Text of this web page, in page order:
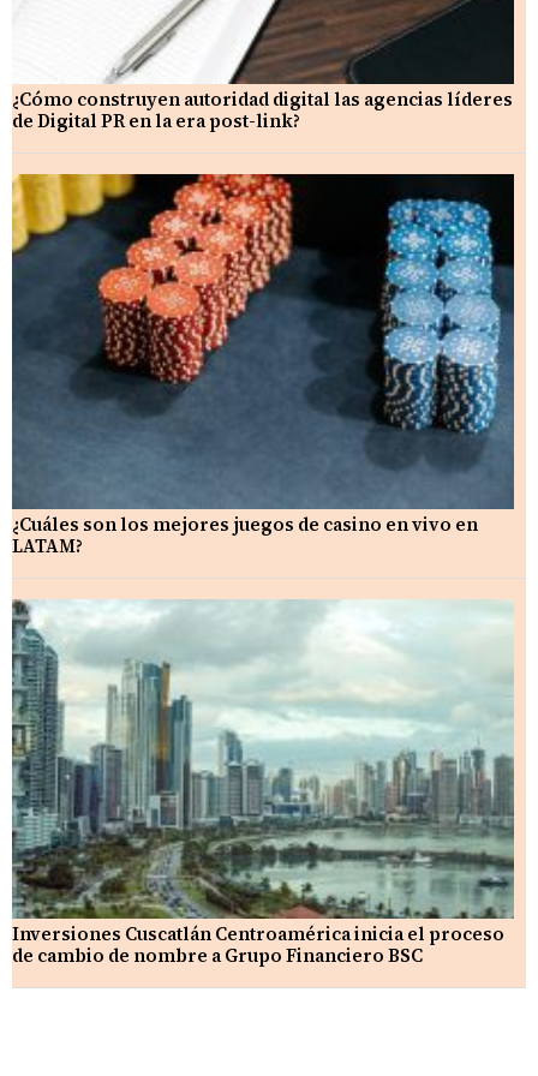
¿Cómo construyen autoridad digital las agencias líderes
de Digital PR en la era post-link?
¿Cuáles son los mejores juegos de casino en vivo en
LATAM?
Inversiones Cuscatlán Centroamérica inicia el proceso
de cambio de nombre a Grupo Financiero BSC